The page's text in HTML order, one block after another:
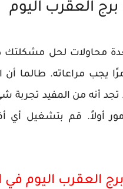
العقرب اليوم
محاولات لحل مشكلتك
يجب مراعاته. طالما أن
تجد أنه من المفيد تجربة
أولاً. قم بتشغيل أي
العقرب اليوم في